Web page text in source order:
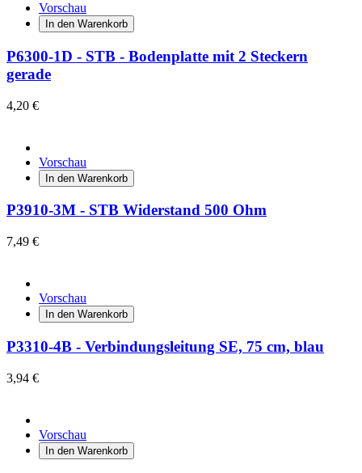
Vorschau
In den Warenkorb
P6300-1D - STB - Bodenplatte mit 2 Steckern
gerade
4,20 €
Vorschau
In den Warenkorb
P3910-3M - STB Widerstand 500 Ohm
7,49 €
Vorschau
In den Warenkorb
P3310-4B - Verbindungsleitung SE, 75 cm, blau
3,94 €
Vorschau
In den Warenkorb